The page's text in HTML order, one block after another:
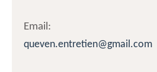
Email:
queven.entretien@gmail.com